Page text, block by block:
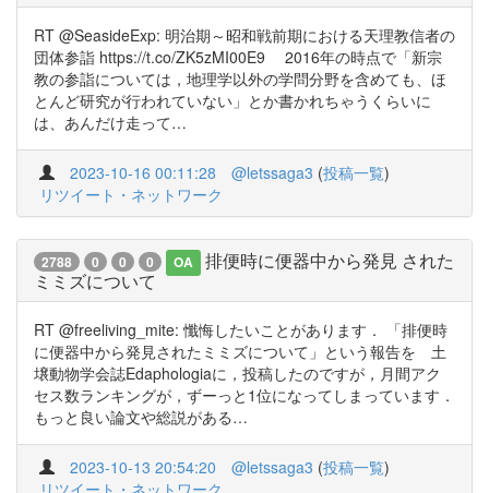
RT @SeasideExp: 明治期～昭和戦前期における天理教信者の
団体参詣 https://t.co/ZK5zMI00E9 2016年の時点で「新宗
教の参詣については，地理学以外の学問分野を含めても、ほ
とんど研究が行われていない」とか書かれちゃうくらいに
は、あんだけ走って…
2023-10-16 00:11:28 @letssaga3 (投稿一覧)
リツイート・ネットワーク
2788 0 0 0 OA
排便時に便器中から発見 された
ミミズについて
RT @freeliving_mite: 懺悔したいことがあります． 「排便時
に便器中から発見されたミミズについて」という報告を 土
壌動物学会誌Edaphologiaに，投稿したのですが，月間アク
セス数ランキングが，ずーっと1位になってしまっています．
もっと良い論文や総説がある…
2023-10-13 20:54:20 @letssaga3 (投稿一覧)
リツイート・ネットワーク